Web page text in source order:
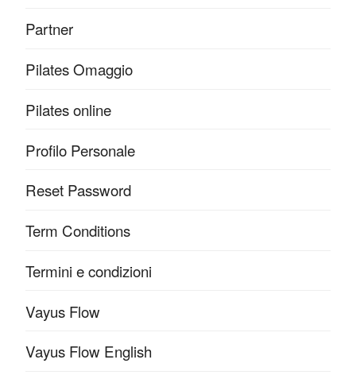
Partner
Pilates Omaggio
Pilates online
Profilo Personale
Reset Password
Term Conditions
Termini e condizioni
Vayus Flow
Vayus Flow English